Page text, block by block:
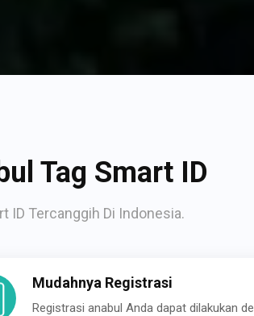
Tag Smart ID
ID Tercanggih Di Indonesia.
Mudahnya Registrasi
Registrasi anabul Anda dapat dilakukan